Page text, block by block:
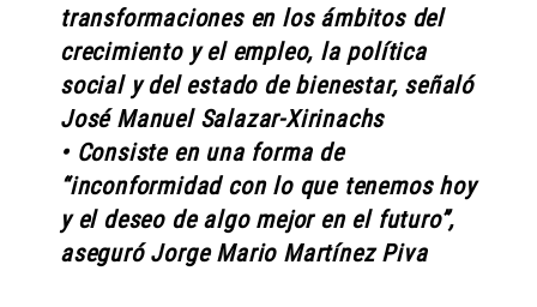
transformaciones en los ámbitos del
crecimiento y el empleo, la política
social y del estado de bienestar, señaló
José Manuel Salazar-Xirinachs
• Consiste en una forma de
“inconformidad con lo que tenemos hoy
y el deseo de algo mejor en el futuro”,
aseguró Jorge Mario Martínez Piva